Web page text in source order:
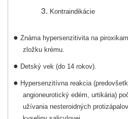
Kontraindikácie
● Známa hypersenzitivita na
zložku krému.
● Detský vek (do 14 rokov).
● Hypersenzitívna reakcia
angioneurotický edém, urtikária)
užívania nesteroidných